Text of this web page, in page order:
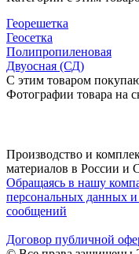
Георешетка
Геосетка
Полипропиленовая
Двуосная (СД)
С этим товаром
Фотографии товара на
Производство и
материалов в России и
Обращаясь в нашу
персональных данных
сообщений
Договор публичной